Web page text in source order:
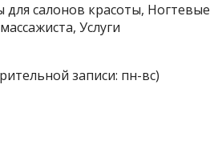
салонов красоты, Ногтевые
Услуги
записи: пн-вс)